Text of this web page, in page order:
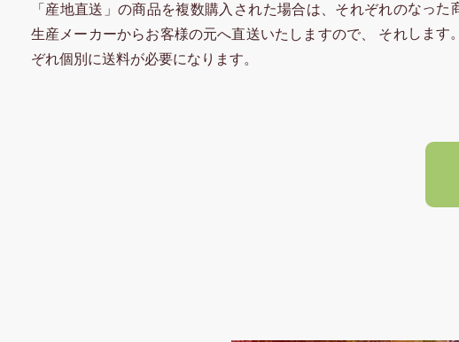
「産地直送」の商品を複数購入された場合は、それぞれの
生産メーカーからお客様の元へ直送いたしますので、 それ
ぞれ個別に送料が必要になります。
なった
します。